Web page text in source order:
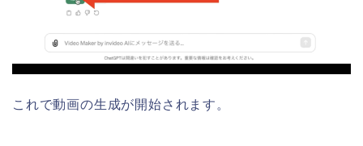
これで動画の生成が開始されます。